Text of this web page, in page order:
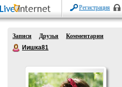
Регистрация
Записи Друзья
Комментарии
Иишка81